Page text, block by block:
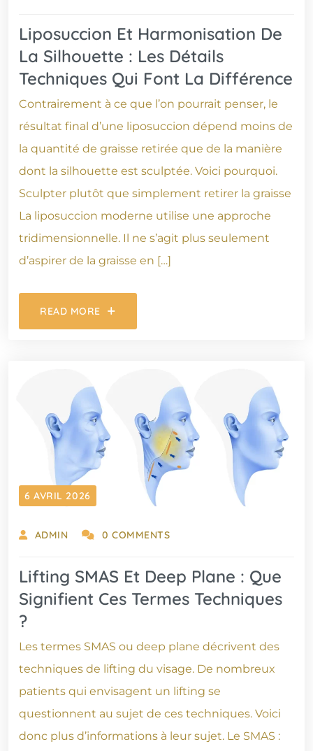
Liposuccion Et Harmonisation De
La Silhouette : Les Détails
Techniques Qui Font La Différence
Contrairement à ce que l’on pourrait penser, le
résultat final d’une liposuccion dépend moins de
la quantité de graisse retirée que de la manière
dont la silhouette est sculptée. Voici pourquoi.
Sculpter plutôt que simplement retirer la graisse
La liposuccion moderne utilise une approche
tridimensionnelle. Il ne s’agit plus seulement
d’aspirer de la graisse en […]
READ MORE
6 AVRIL 2026
ADMIN 0 COMMENTS
Lifting SMAS Et Deep Plane : Que
Signifient Ces Termes Techniques
?
Les termes SMAS ou deep plane décrivent des
techniques de lifting du visage. De nombreux
patients qui envisagent un lifting se
questionnent au sujet de ces techniques. Voici
donc plus d’informations à leur sujet. Le SMAS :